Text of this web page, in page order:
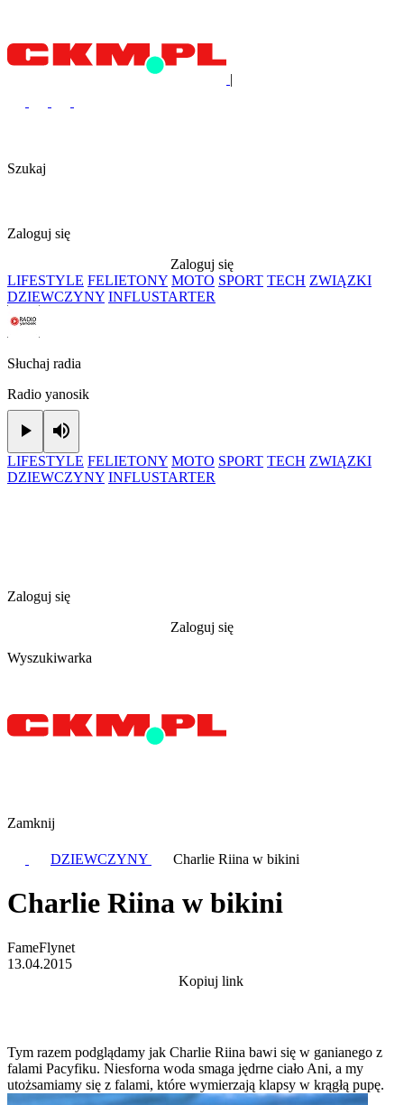
|
Szukaj
Zaloguj się
Zaloguj się
LIFESTYLE FELIETONY MOTO SPORT TECH ZWIĄZKI
DZIEWCZYNY INFLUSTARTER
Słuchaj radia
Radio yanosik
Play
LIFESTYLE FELIETONY MOTO SPORT TECH ZWIĄZKI
DZIEWCZYNY INFLUSTARTER
Zaloguj się
Zaloguj się
Wyszukiwarka
Zamknij
DZIEWCZYNY Charlie Riina w bikini
Charlie Riina w bikini
FameFlynet
13.04.2015
Kopiuj link
Tym razem podglądamy jak Charlie Riina bawi się w ganianego z
falami Pacyfiku. Niesforna woda smaga jędrne ciało Ani, a my
utożsamiamy się z falami, które wymierzają klapsy w krągłą pupę.